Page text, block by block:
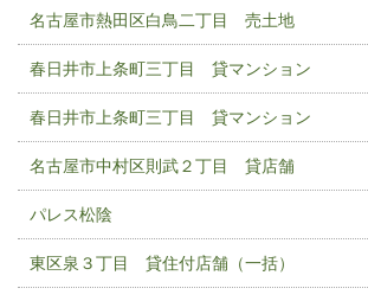
名古屋市熱田区白鳥二丁目 売土地
春日井市上条町三丁目 貸マンション
春日井市上条町三丁目 貸マンション
名古屋市中村区則武２丁目 貸店舗
パレス松陰
東区泉３丁目 貸住付店舗（一括）